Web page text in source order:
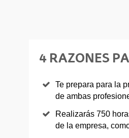
4 RAZONES
Te prepara para la
de ambas
Realizarás 750
de la empresa,